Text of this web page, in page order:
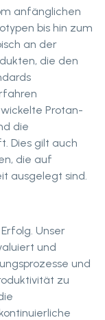
anfänglichen
bis hin zum
an der
die den
Protan-
die
Dies gilt auch
die auf
ausgelegt sind.
Unser
und
und
zu